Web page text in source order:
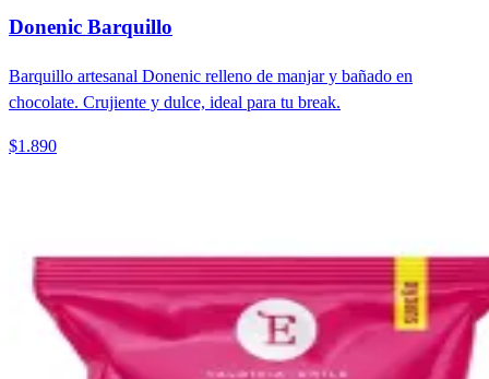
Donenic Barquillo
Barquillo artesanal Donenic relleno de manjar y bañado en
chocolate. Crujiente y dulce, ideal para tu break.
$1.890